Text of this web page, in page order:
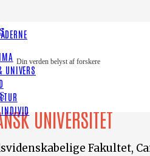
Din verden belyst af forskere
UNIVERS
UNIVERSITET
Fakultet,